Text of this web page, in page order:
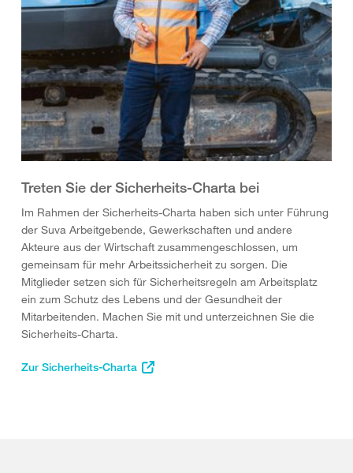
Treten Sie der Sicherheits-Charta bei
Im Rahmen der Sicherheits-Charta haben sich unter Führung
der Suva Arbeitgebende, Gewerkschaften und andere
Akteure aus der Wirtschaft zusammengeschlossen, um
gemeinsam für mehr Arbeitssicherheit zu sorgen. Die
Mitglieder setzen sich für Sicherheitsregeln am Arbeitsplatz
ein zum Schutz des Lebens und der Gesundheit der
Mitarbeitenden. Machen Sie mit und unterzeichnen Sie die
Sicherheits-Charta.
Zur Sicherheits-Charta